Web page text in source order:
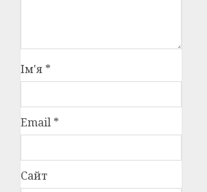
Ім'я *
Email *
Сайт